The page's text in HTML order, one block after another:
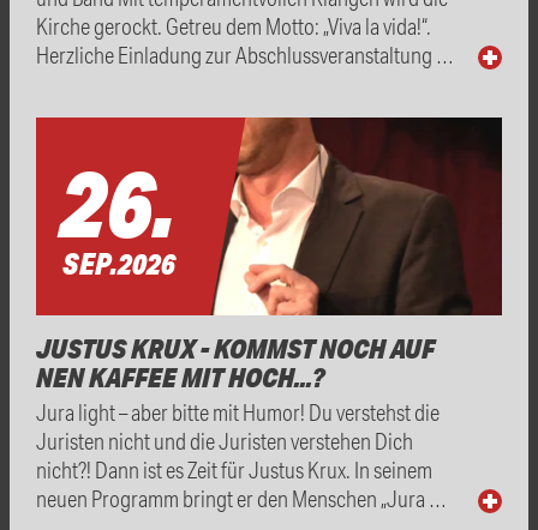
Kirche gerockt. Getreu dem Motto: „Viva la vida!“.
Herzliche Einladung zur Abschlussveranstaltung …
26.
SEP.2026
JUSTUS KRUX - KOMMST NOCH AUF
NEN KAFFEE MIT HOCH...?
Jura light – aber bitte mit Humor! Du verstehst die
Juristen nicht und die Juristen verstehen Dich
nicht?! Dann ist es Zeit für Justus Krux. In seinem
neuen Programm bringt er den Menschen „Jura …